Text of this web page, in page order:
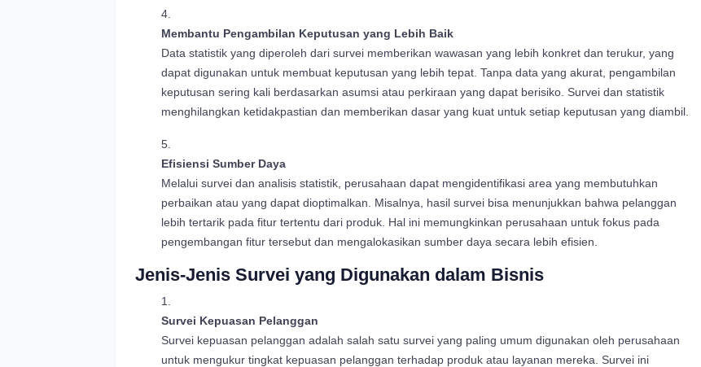
Membantu Pengambilan Keputusan yang Lebih Baik
Data statistik yang diperoleh dari survei memberikan wawasan yang lebih konkret dan terukur, yang
dapat digunakan untuk membuat keputusan yang lebih tepat. Tanpa data yang akurat, pengambilan
keputusan sering kali berdasarkan asumsi atau perkiraan yang dapat berisiko. Survei dan statistik
menghilangkan ketidakpastian dan memberikan dasar yang kuat untuk setiap keputusan yang diambil.
Efisiensi Sumber Daya
Melalui survei dan analisis statistik, perusahaan dapat mengidentifikasi area yang membutuhkan
perbaikan atau yang dapat dioptimalkan. Misalnya, hasil survei bisa menunjukkan bahwa pelanggan
lebih tertarik pada fitur tertentu dari produk. Hal ini memungkinkan perusahaan untuk fokus pada
pengembangan fitur tersebut dan mengalokasikan sumber daya secara lebih efisien.
Jenis-Jenis Survei yang Digunakan dalam Bisnis
Survei Kepuasan Pelanggan
Survei kepuasan pelanggan adalah salah satu survei yang paling umum digunakan oleh perusahaan
untuk mengukur tingkat kepuasan pelanggan terhadap produk atau layanan mereka. Survei ini